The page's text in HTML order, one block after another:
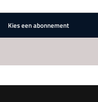
Kies een abonnement